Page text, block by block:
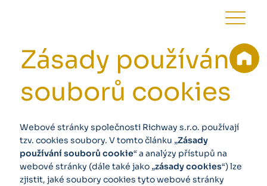
Zásady používání
souborů cookies
Webové stránky společnosti Richway s.r.o. používají
tzv. cookies soubory. V tomto článku „Zásady
používání souborů cookie“ a analýzy přístupů na
webové stránky (dále také jako „zásady cookies“) lze
zjistit, jaké soubory cookies tyto webové stránky